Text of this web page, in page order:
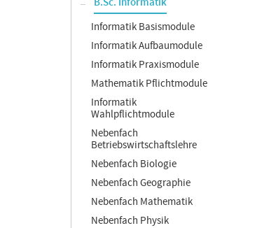
B.Sc. Informatik
Informatik Basismodule
Informatik Aufbaumodule
Informatik Praxismodule
Mathematik Pflichtmodule
Informatik
Wahlpflichtmodule
Nebenfach
Betriebswirtschaftslehre
Nebenfach Biologie
Nebenfach Geographie
Nebenfach Mathematik
Nebenfach Physik